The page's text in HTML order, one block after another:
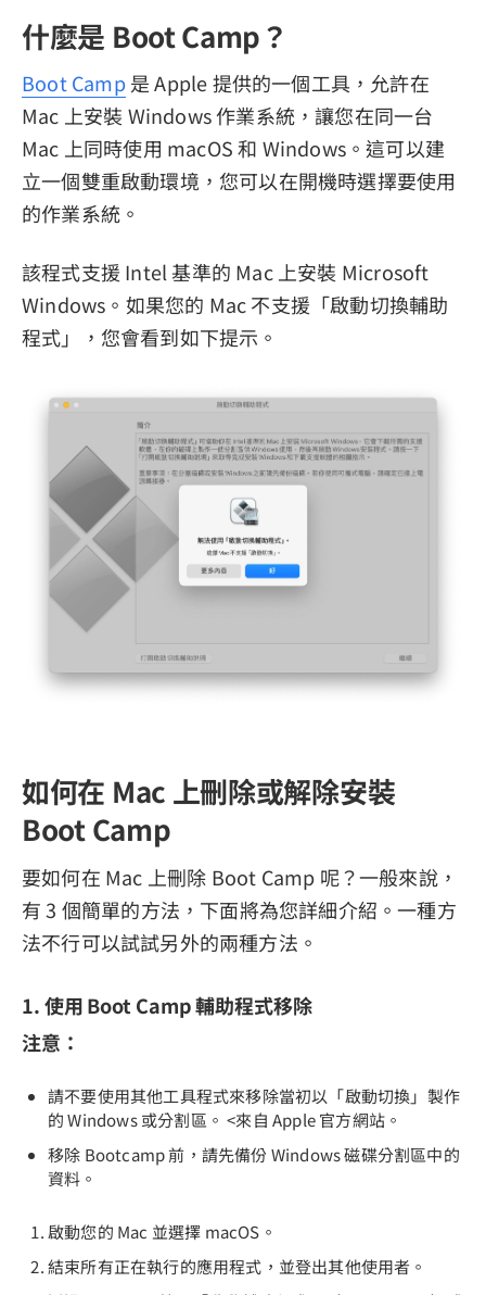
什麼是 Boot Camp？
Boot Camp是 Apple 提供的一個工具，允許在
Mac 上安裝 Windows 作業系統，讓您在同一台
Mac 上同時使用 macOS 和 Windows。這可以建
立一個雙重啟動環境，您可以在開機時選擇要使用
的作業系統。
該程式支援 Intel 基準的 Mac 上安裝 Microsoft
Windows。如果您的 Mac 不支援「啟動切換輔助
程式」，您會看到如下提示。
如何在 Mac 上刪除或解除安裝
Boot Camp
要如何在 Mac 上刪除 Boot Camp 呢？一般來說，
有 3 個簡單的方法，下面將為您詳細介紹。一種方
法不行可以試試另外的兩種方法。
1. 使用 Boot Camp 輔助程式移除
注意：
請不要使用其他工具程式來移除當初以「啟動切換」製作
的 Windows 或分割區。 <來自 Apple 官方網站。
移除 Bootcamp 前，請先備份 Windows 磁碟分割區中的
資料。
啟動您的 Mac 並選擇 macOS。
結束所有正在執行的應用程式，並登出其他使用者。